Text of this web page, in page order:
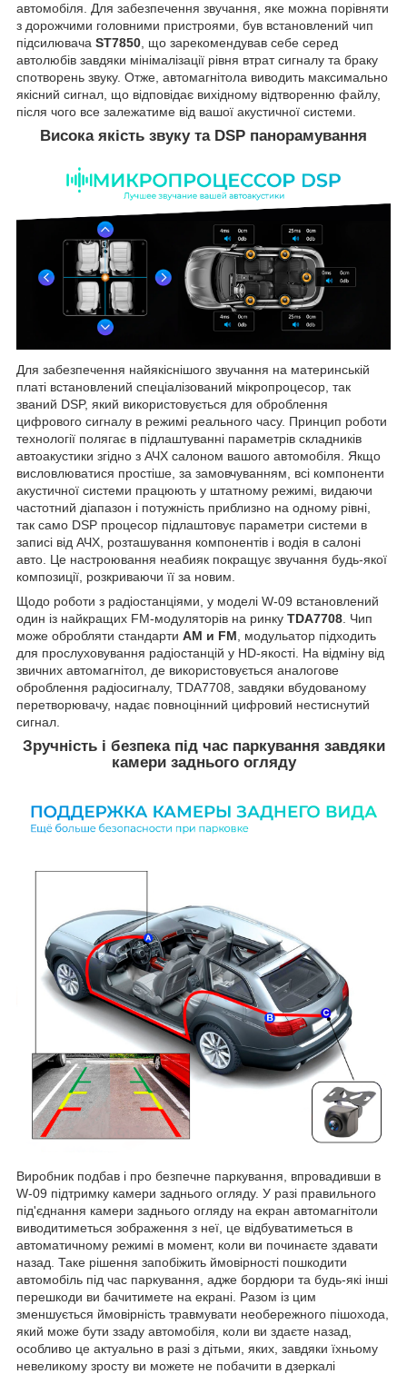
автомобіля. Для забезпечення звучання, яке можна порівняти
з дорожчими головними пристроями, був встановлений чип
підсилювача ST7850, що зарекомендував себе серед
автолюбів завдяки мінімалізації рівня втрат сигналу та браку
спотворень звуку. Отже, автомагнітола виводить максимально
якісний сигнал, що відповідає вихідному відтворенню файлу,
після чого все залежатиме від вашої акустичної системи.
Висока якість звуку та DSP панорамування
Для забезпечення найякіснішого звучання на материнській
платі встановлений спеціалізований мікропроцесор, так
званий DSP, який використовується для оброблення
цифрового сигналу в режимі реального часу. Принцип роботи
технології полягає в підлаштуванні параметрів складників
автоакустики згідно з АЧХ салоном вашого автомобіля. Якщо
висловлюватися простіше, за замовчуванням, всі компоненти
акустичної системи працюють у штатному режимі, видаючи
частотний діапазон і потужність приблизно на одному рівні,
так само DSP процесор підлаштовує параметри системи в
записі від АЧХ, розташування компонентів і водія в салоні
авто. Це настроювання неабияк покращує звучання будь-якої
композиції, розкриваючи її за новим.
Щодо роботи з радіостанціями, у моделі W-09 встановлений
один із найкращих FM-модуляторів на ринку TDA7708 . Чип
може обробляти стандарти AM и FM , модульатор підходить
для прослуховування радіостанцій у HD-якості. На відміну від
звичних автомагнітол, де використовується аналогове
оброблення радіосигналу, TDA7708, завдяки вбудованому
перетворювачу, надає повноцінний цифровий нестиснутий
сигнал.
Зручність і безпека під час паркування завдяки
камери заднього огляду
Виробник подбав і про безпечне паркування, впровадивши в
W-09 підтримку камери заднього огляду. У разі правильного
під'єднання камери заднього огляду на екран автомагнітоли
виводитиметься зображення з неї, це відбуватиметься в
автоматичному режимі в момент, коли ви починаєте здавати
назад. Таке рішення запобіжить ймовірності пошкодити
автомобіль під час паркування, адже бордюри та будь-які інші
перешкоди ви бачитимете на екрані. Разом із цим
зменшується ймовірність травмувати необережного пішохода,
який може бути ззаду автомобіля, коли ви здаєте назад,
особливо це актуально в разі з дітьми, яких, завдяки їхньому
невеликому зросту ви можете не побачити в дзеркалі